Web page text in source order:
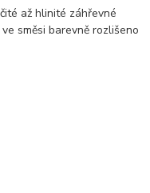
až hlinité záhřevné
směsi barevně rozlišeno